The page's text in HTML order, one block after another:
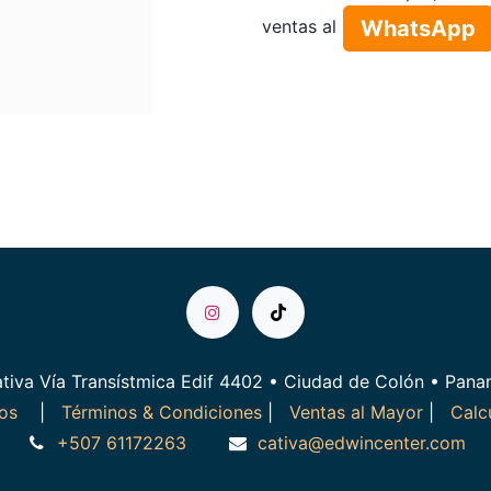
ventas al
WhatsApp​​​​
Vía Transístmica Edif 4402 • Ciudad de Colón •
Términos & Condiciones Ventas al Mayor
+507 61172263
cativa@edwincenter.com